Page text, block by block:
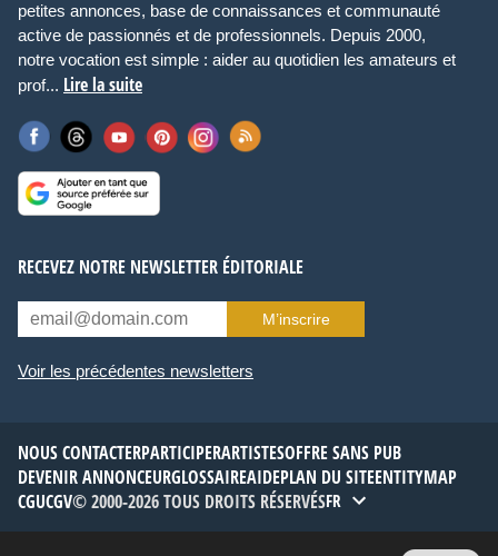
petites annonces, base de connaissances et communauté
active de passionnés et de professionnels. Depuis 2000,
notre vocation est simple : aider au quotidien les amateurs et
prof... Lire la suite
RECEVEZ NOTRE NEWSLETTER ÉDITORIALE
M’inscrire
Voir les précédentes newsletters
NOUS CONTACTERPARTICIPERARTISTESOFFRE SANS PUB
DEVENIR ANNONCEURGLOSSAIREAIDEPLAN DU SITEENTITYMAP
CGUCGV© 2000-2026 TOUS DROITS RÉSERVÉSFR